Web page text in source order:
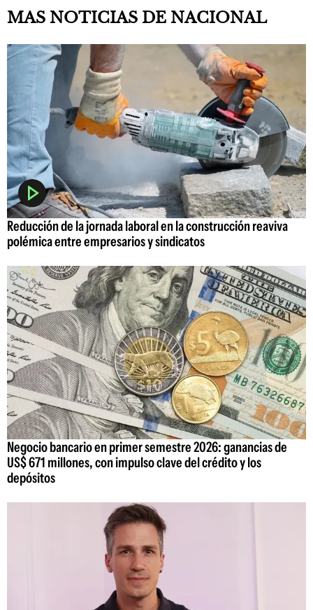
MAS NOTICIAS DE NACIONAL
Reducción de la jornada laboral en la construcción reaviva
polémica entre empresarios y sindicatos
Negocio bancario en primer semestre 2026: ganancias de
US$ 671 millones, con impulso clave del crédito y los
depósitos